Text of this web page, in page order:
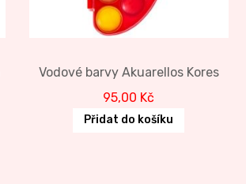
Vodové barvy Akuarellos Kores
95,00 Kč
Přidat do košíku